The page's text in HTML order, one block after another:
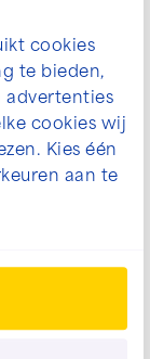
cookies
te bieden,
advertenties
cookies wij
Kies één
aan te
jouw
contact